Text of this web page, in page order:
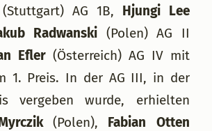
(Stuttgart) AG 1B, Hjungi Lee
Radwanski (Polen) AG II
Efler (Österreich) AG IV mit
1. Preis. In der AG III, in der
vergeben wurde, erhielten
(Polen), Fabian Otten